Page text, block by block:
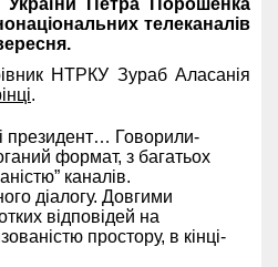
телеканалів
НТРКУ Зураб Аласанія
.
і президент… Говорили-
формат, з багатьох
каналів.
діалогу. Довгими
відповідей на
простору, в кінці-